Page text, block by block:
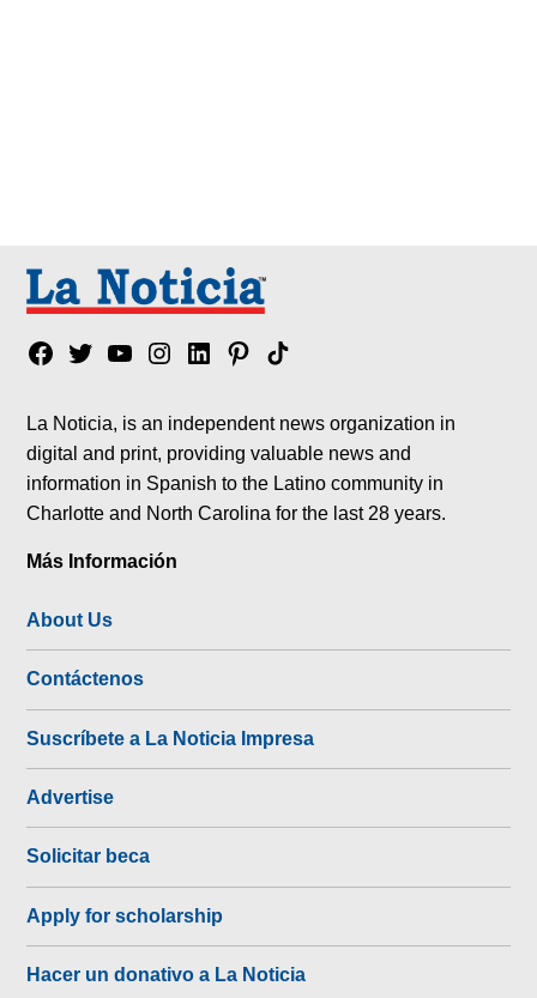
Facebook
TwitterYouTubeInstagram
LinkedinPinterest
Tik
La Noticia, is an independent news organization in
digital and print, providing valuable news and
information in Spanish to the Latino community in
Charlotte and North Carolina for the last 28 years.
Más Información
About Us
Contáctenos
Suscríbete a La Noticia Impresa
Advertise
Solicitar beca
Apply for scholarship
Hacer un donativo a La Noticia